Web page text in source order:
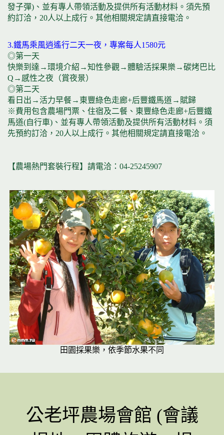
發子彈)、並有專人帶領活動及提供所有活動材料。須先預
約訂洽，20人以上成行。其他相關規定請直接電洽。
3.鐵馬乘風逍遙行二天一夜，專案每人1580元
◎第一天
快樂到達→環境介紹→知性參觀→體驗活採果樂→碳烤巴比
Q→感性之夜（賞夜景）
◎第二天
看日出→活力早餐→東豐綠色走廊+后豐鐵馬道→賦歸
※費用包含農場門票、住宿及二餐、東豐綠色走廊+后豐鐵
馬道(自行車)、並有專人帶領活動及提供所有活動材料。須
先預約訂洽，20人以上成行。其他相關規定請直接電洽。
【農場熱門套裝行程】請電洽：04-25245907
田園採果樂，依季節水果不同
公老坪農場會館 (會議